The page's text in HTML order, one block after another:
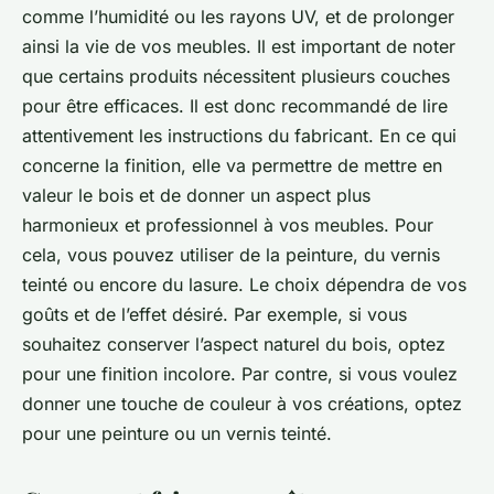
comme l’humidité ou les rayons UV, et de prolonger
ainsi la vie de vos meubles. Il est important de noter
que certains produits nécessitent plusieurs couches
pour être efficaces. Il est donc recommandé de lire
attentivement les instructions du fabricant. En ce qui
concerne la finition, elle va permettre de mettre en
valeur le bois et de donner un aspect plus
harmonieux et professionnel à vos meubles. Pour
cela, vous pouvez utiliser de la peinture, du vernis
teinté ou encore du lasure. Le choix dépendra de vos
goûts et de l’effet désiré. Par exemple, si vous
souhaitez conserver l’aspect naturel du bois, optez
pour une finition incolore. Par contre, si vous voulez
donner une touche de couleur à vos créations, optez
pour une peinture ou un vernis teinté.